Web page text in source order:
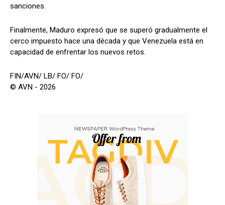
sanciones.
Finalmente, Maduro expresó que se superó gradualmente el
cerco impuesto hace una década y que Venezuela está en
capacidad de enfrentar los nuevos retos.
FIN/AVN/ LB/ FO/ FO/
© AVN - 2026